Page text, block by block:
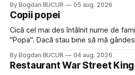
a dovedit că jumătatea masculină a
dubioasă...) 2. Băgăm la
By Bogdan BUCUR 05 aug. 2026
Copii popei
Cică cel mai des întâlnit nume de
"Popa". Dacă stau bine să mă
Dexonline spune de etimologia
veni din slava veche, popŭ,
By Bogdan BUCUR 04 aug. 2026
Restaurant War Street